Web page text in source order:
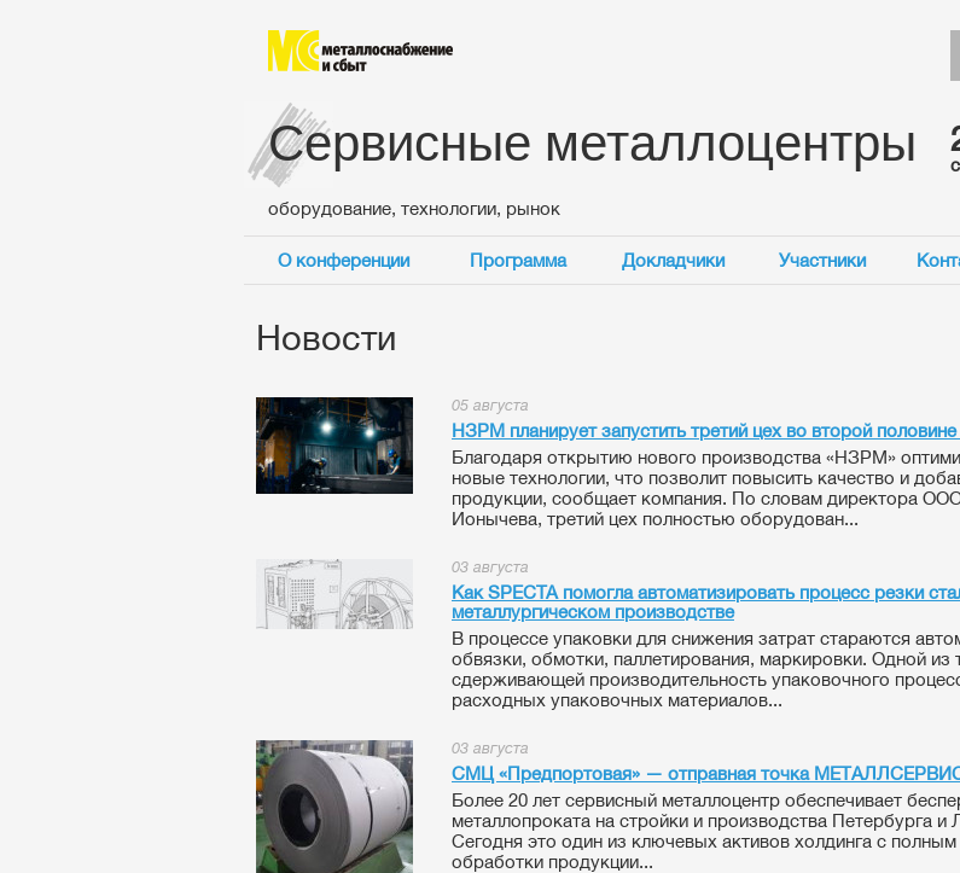
Сервисные металлоцентры
оборудование, технологии, рынок
О конференции Программа Докладчики Участники
Новости
05 августа
НЗРМ планирует запустить третий цех во второй половине
Благодаря открытию нового производства «НЗРМ»
новые технологии, что позволит повысить качество и
продукции, сообщает компания. По словам директора
Ионычева, третий цех полностью оборудован...
03 августа
Как SPECTA помогла автоматизировать процесс резки
металлургическом производстве
В процессе упаковки для снижения затрат стараются
обвязки, обмотки, паллетирования, маркировки. Одной из
сдерживающей производительность упаковочного
расходных упаковочных материалов...
03 августа
СМЦ «Предпортовая» — отправная точка
Более 20 лет сервисный металлоцентр обеспечивает
металлопроката на стройки и производства Петербурга и
Сегодня это один из ключевых активов холдинга с
обработки продукции...